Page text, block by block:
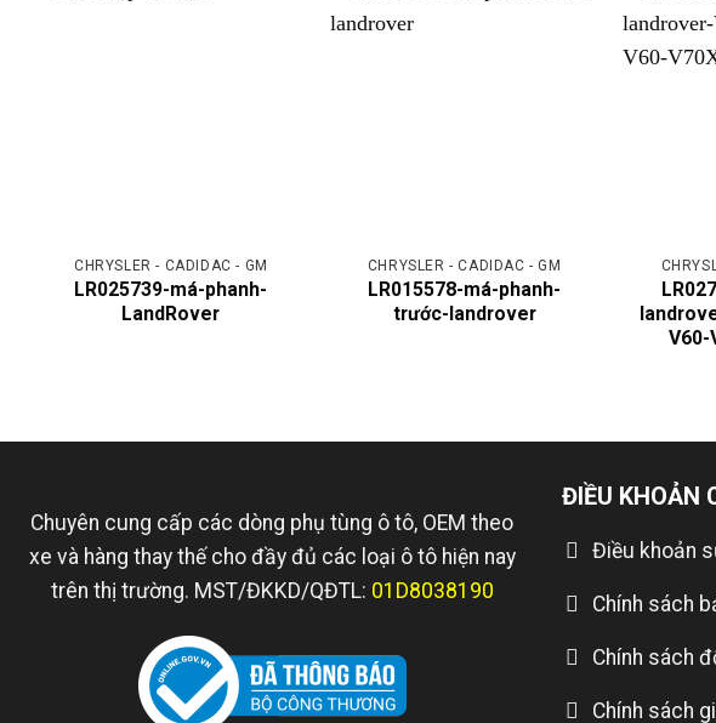
CHRYSLER - CADIDAC - GM
LR025739-má-phanh-
LandRover
CHRYSLER - CADIDAC - GM
LR015578-má-phanh-
trước-landrover
V60-
Chuyên cung cấp các dòng phụ tùng ô tô, OEM theo
xe và hàng thay thế cho đầy đủ các loại ô tô hiện nay
trên thị trường. MST/ĐKKD/QĐTL: 01D8038190
ĐIỀU KHOẢN
Điều khoản
Chính sách
Chính sách
Chính sách